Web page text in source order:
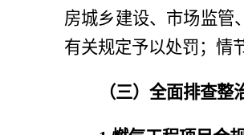
房城乡建设、市场监管
有关规定予以处罚；情
（三）全面排查